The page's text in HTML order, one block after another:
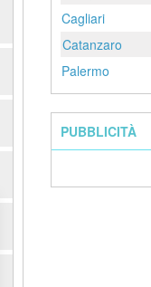
Cagliari
Catanzaro
Palermo
PUBBLICITÀ